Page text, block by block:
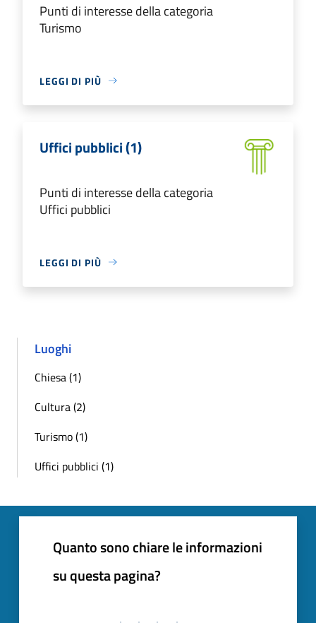
Punti di interesse della categoria
Turismo
LEGGI DI PIÙ
Uffici pubblici (1)
Punti di interesse della categoria
Uffici pubblici
LEGGI DI PIÙ
Luoghi
Chiesa (1)
Cultura (2)
Turismo (1)
Uffici pubblici (1)
Quanto sono chiare le informazioni
su questa pagina?